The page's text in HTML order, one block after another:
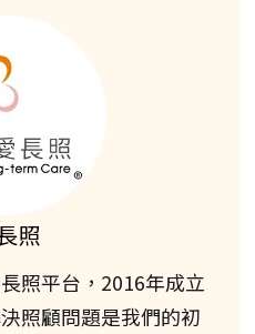
照
照平台，2016年成立
照顧問題是我們的初